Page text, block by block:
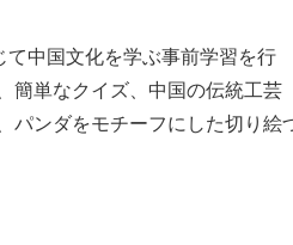
中国文化を学ぶ事前学習を行
簡単なクイズ、中国の伝統工芸
パンダをモチーフにした切り絵